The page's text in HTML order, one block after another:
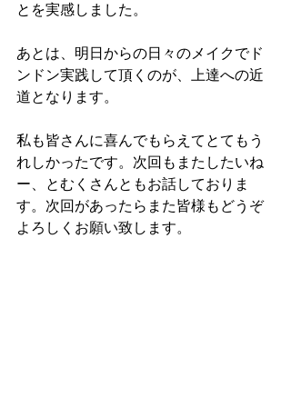
とを実感しました。
あとは、明日からの日々のメイクでド
ンドン実践して頂くのが、上達への近
道となります。
私も皆さんに喜んでもらえてとてもう
れしかったです。次回もまたしたいね
ー、とむくさんともお話しておりま
す。次回があったらまた皆様もどうぞ
よろしくお願い致します。